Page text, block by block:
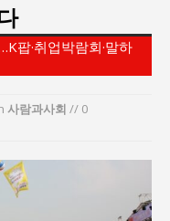
회 총재 취임 논란 확산
은 개살구’인가?
위법’이다”
상품 4종 판매
반도 평화의 새로운 길
팝·취업박람회·말하
사람과사회 // 0